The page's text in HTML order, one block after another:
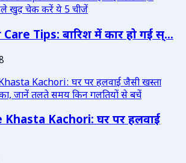
Tips: बारिश में कार हो गई स्...
Kachori: घर पर हलवाई